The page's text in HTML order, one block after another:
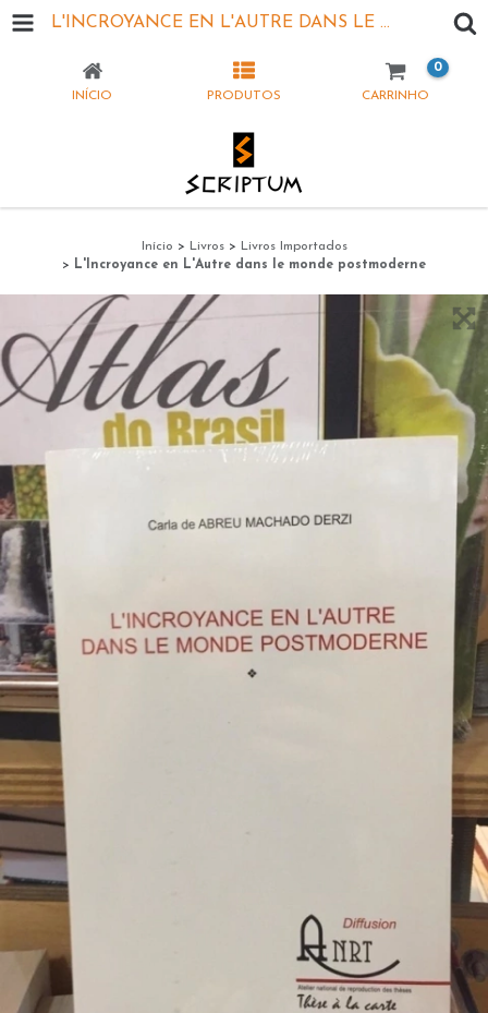
L'INCROYANCE EN L'AUTRE DANS LE MONDE POSTMODERNE
INÍCIO PRODUTOS CARRINHO
0
Início > Livros > Livros Importados
> L'Incroyance en L'Autre dans le monde postmoderne